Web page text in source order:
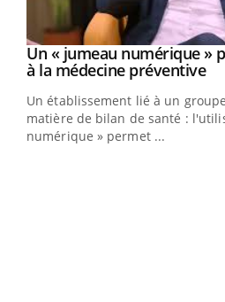
Youtube
Un « jumeau numérique »
à la médecine préventive
Un établissement lié à un
matière de bilan de santé :
numérique » permet ...